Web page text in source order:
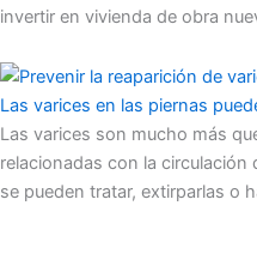
invertir en vivienda de obra
Las varices en las piernas
Las varices son mucho más
relacionadas con la circulación
se pueden tratar, extirparlas o